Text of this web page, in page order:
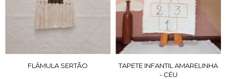
FLÂMULA SERTÃO
TAPETE INFANTIL AMARELINHA
- CÉU